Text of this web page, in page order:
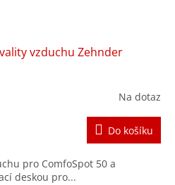
vzduchu Zehnder
Na dotaz
Do košíku
pro ComfoSpot 50 a
deskou pro...